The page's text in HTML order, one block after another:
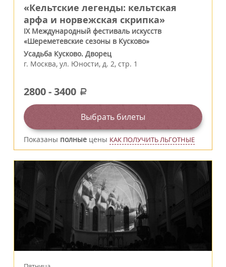
«Кельтские легенды: кельтская
арфа и норвежская скрипка»
IX Международный фестиваль искусств
«Шереметевские сезоны в Кусково»
Усадьба Кусково. Дворец
г. Москва, ул. Юности, д. 2, стр. 1
2800-3400 a
Выбрать билеты
Показаны полные цены КАК ПОЛУЧИТЬ ЛЬГОТНЫЕ